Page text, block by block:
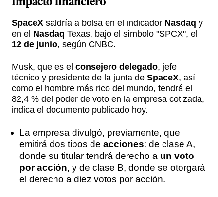
Impacto financiero
SpaceX saldría a bolsa en el indicador Nasdaq y
en el Nasdaq Texas, bajo el símbolo "SPCX", el
12 de junio, según CNBC.
Musk, que es el consejero delegado, jefe
técnico y presidente de la junta de SpaceX, así
como el hombre más rico del mundo, tendrá el
82,4 % del poder de voto en la empresa cotizada,
indica el documento publicado hoy.
La empresa divulgó, previamente, que
emitirá dos tipos de acciones: de clase A,
donde su titular tendrá derecho a un voto
por acción, y de clase B, donde se otorgará
el derecho a diez votos por acción.